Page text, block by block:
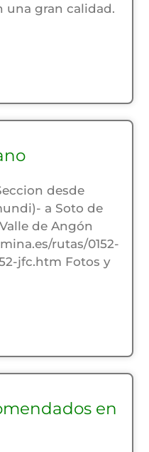
una gran calidad.
desde
a Soto de
de Angón
rutas/0152-
jfc.htm Fotos y
en